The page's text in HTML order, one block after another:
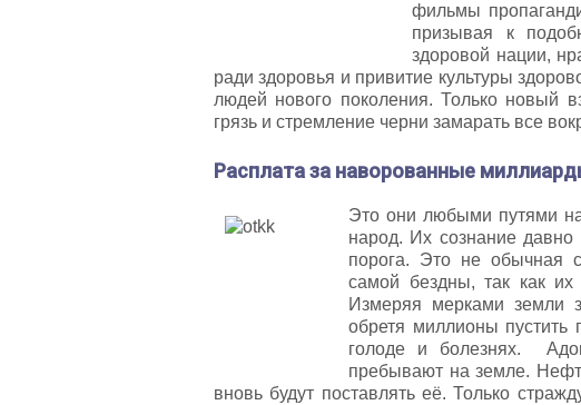
фильмы
призывая к
здоровой нации,
ради здоровья и привитие культуры
людей нового поколения. Только новый
грязь и стремление черни замарать все
Расплата за наворованные
Это они любыми путями
народ. Их сознание давно
порога. Это не обычная
самой бездны, так как их
Измеряя мерками земли
обретя миллионы пустить
голоде и болезнях.
пребывают на земле.
вновь будут поставлять её. Только